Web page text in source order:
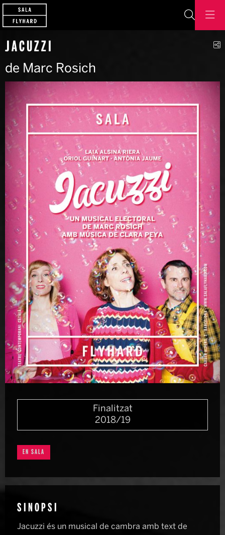
JACUZZI
de Marc Rosich
Finalitzat
2018/19
EN SALA
SINOPSI
Jacuzzi és un musical de cambra amb text de